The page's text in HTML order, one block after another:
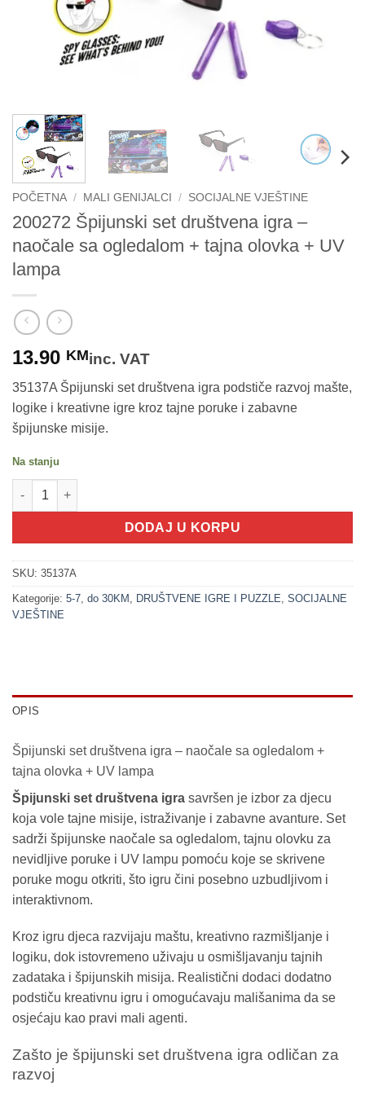
POČETNA / MALI GENIJALCI / SOCIJALNE VJEŠTINE
200272 Špijunski set društvena igra –
naočale sa ogledalom + tajna olovka + UV
lampa
13.90 KMinc. VAT
35137A Špijunski set društvena igra podstiče razvoj mašte,
logike i kreativne igre kroz tajne poruke i zabavne
špijunske misije.
Na stanju
200272 Špijunski set društvena igra - naočale sa ogledalom +
DODAJ U KORPU
SKU: 35137A
Kategorije: 5-7 do 30KM DRUŠTVENE IGRE I PUZZLE SOCIJALNE
VJEŠTINE
OPIS
Špijunski set društvena igra – naočale sa ogledalom +
tajna olovka + UV lampa
Špijunski set društvena igra savršen je izbor za djecu
koja vole tajne misije, istraživanje i zabavne avanture. Set
sadrži špijunske naočale sa ogledalom, tajnu olovku za
nevidljive poruke i UV lampu pomoću koje se skrivene
poruke mogu otkriti, što igru čini posebno uzbudljivom i
interaktivnom.
Kroz igru djeca razvijaju maštu, kreativno razmišljanje i
logiku, dok istovremeno uživaju u osmišljavanju tajnih
zadataka i špijunskih misija. Realistični dodaci dodatno
podstiču kreativnu igru i omogućavaju mališanima da se
osjećaju kao pravi mali agenti.
Zašto je špijunski set društvena igra odličan za
razvoj